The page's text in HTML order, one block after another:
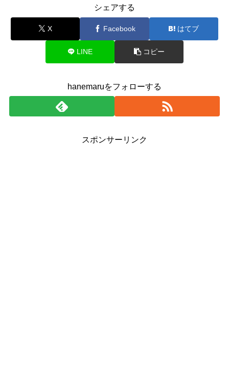
シェアする
X Facebook はてブ
LINE コピー
hanemaruをフォローする
スポンサーリンク